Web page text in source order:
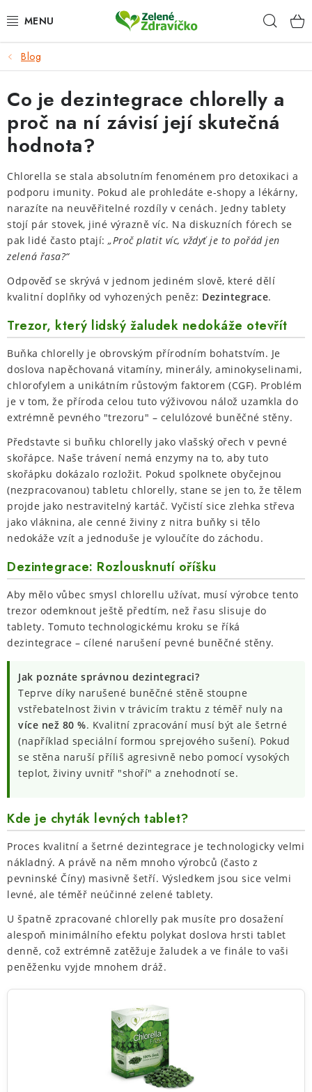
na
DOPLŇKY STRAVY
ZRNKOVÁ KÁVA
KRÁSNÝ DOMOV
VĚRNOSTNÍ PROGRAM
HODNOCENÍ OBCHODU
Proč nakupovat u nás Doprava a platba
Kontakt
Velkoobchod
Časté dotazy
Obchodní podmínky
Vrácení zboží a reklamace
Blog
Co je dezintegrace chlorelly a
proč na ní závisí její skutečná
hodnota?
Chlorella se stala absolutním fenoménem pro detoxikaci a
podporu imunity. Pokud ale prohledáte e-shopy a lékárny,
narazíte na neuvěřitelné rozdíly v cenách. Jedny tablety
stojí pár stovek, jiné výrazně víc. Na diskuzních fórech se
pak lidé často ptají: „Proč platit víc, vždyť je to pořád jen
zelená řasa?“
Odpověď se skrývá v jednom jediném slově, které dělí
kvalitní doplňky od vyhozených peněz: Dezintegrace.
Trezor, který lidský žaludek nedokáže otevřít
Buňka chlorelly je obrovským přírodním bohatstvím. Je
doslova napěchovaná vitamíny, minerály, aminokyselinami,
chlorofylem a unikátním růstovým faktorem (CGF). Problém
je v tom, že příroda celou tuto výživovou nálož uzamkla do
extrémně pevného "trezoru" – celulózové buněčné stěny.
Představte si buňku chlorelly jako vlašský ořech v pevné
skořápce. Naše trávení nemá enzymy na to, aby tuto
skořápku dokázalo rozložit. Pokud spolknete obyčejnou
(nezpracovanou) tabletu chlorelly, stane se jen to, že tělem
projde jako nestravitelný kartáč. Vyčistí sice zlehka střeva
jako vláknina, ale cenné živiny z nitra buňky si tělo
nedokáže vzít a jednoduše je vyloučíte do záchodu.
Dezintegrace: Rozlousknutí oříšku
Aby mělo vůbec smysl chlorellu užívat, musí výrobce tento
trezor odemknout ještě předtím, než řasu slisuje do
tablety. Tomuto technologickému kroku se říká
dezintegrace – cílené narušení pevné buněčné stěny.
Jak poznáte správnou dezintegraci?
Teprve díky narušené buněčné stěně stoupne
vstřebatelnost živin v trávicím traktu z téměř nuly na
více než 80 %. Kvalitní zpracování musí být ale šetrné
(například speciální formou sprejového sušení). Pokud
se stěna naruší příliš agresivně nebo pomocí vysokých
teplot, živiny uvnitř "shoří" a znehodnotí se.
Kde je chyták levných tablet?
Proces kvalitní a šetrné dezintegrace je technologicky velmi
nákladný. A právě na něm mnoho výrobců (často z
pevninské Číny) masivně šetří. Výsledkem jsou sice velmi
levné, ale téměř neúčinné zelené tablety.
U špatně zpracované chlorelly pak musíte pro dosažení
alespoň minimálního efektu polykat doslova hrsti tablet
denně, což extrémně zatěžuje žaludek a ve finále to vaši
peněženku vyjde mnohem dráž.